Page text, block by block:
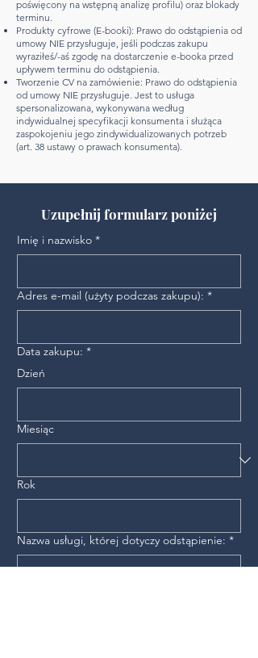
poświęcony na wstępną analizę profilu) oraz blokady
terminu.
Produkty cyfrowe (E-booki): Prawo do odstąpienia od
umowy NIE przysługuje, jeśli podczas zakupu
wyraziłeś/-aś zgodę na dostarczenie e-booka przed
upływem terminu do odstąpienia.
Tworzenie CV na zamówienie: Prawo do odstąpienia
od umowy NIE przysługuje. Jest to usługa
spersonalizowana, wykonywana według
indywidualnej specyfikacji konsumenta i służąca
zaspokojeniu jego zindywidualizowanych potrzeb
(art. 38 ustawy o prawach konsumenta).
Uzupełnij formularz poniżej
Imię i nazwisko *
Adres e-mail (użyty podczas zakupu): *
Data zakupu: *
Dzień
Miesiąc
Rok
Nazwa usługi, której dotyczy odstąpienie: *